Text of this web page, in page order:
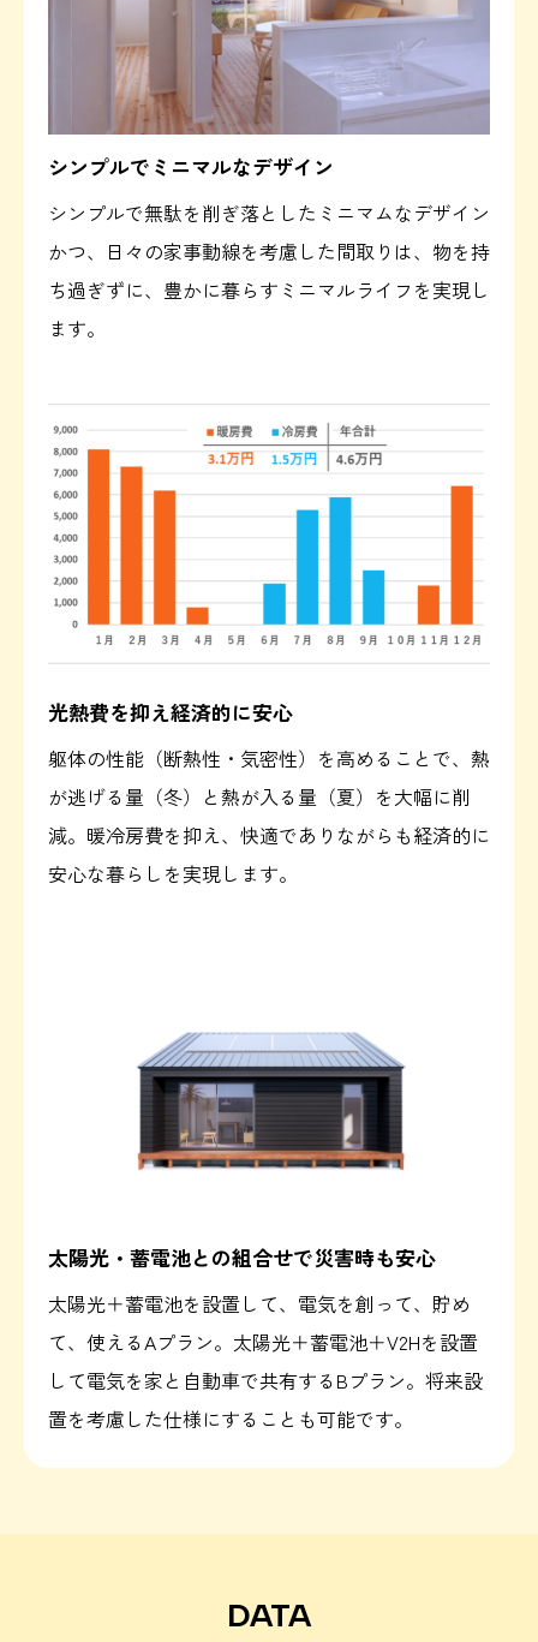
シンプルでミニマルなデザイン
シンプルで無駄を削ぎ落としたミニマムなデザイン
かつ、日々の家事動線を考慮した間取りは、物を持
ち過ぎずに、豊かに暮らすミニマルライフを実現し
ます。
光熱費を抑え経済的に安心
躯体の性能（断熱性・気密性）を高めることで、熱
が逃げる量（冬）と熱が入る量（夏）を大幅に削
減。暖冷房費を抑え、快適でありながらも経済的に
安心な暮らしを実現します。
太陽光・蓄電池との組合せで災害時も安心
太陽光＋蓄電池を設置して、電気を創って、貯め
て、使えるAプラン。太陽光＋蓄電池＋V2Hを設置
して電気を家と自動車で共有するBプラン。将来設
置を考慮した仕様にすることも可能です。
DATA